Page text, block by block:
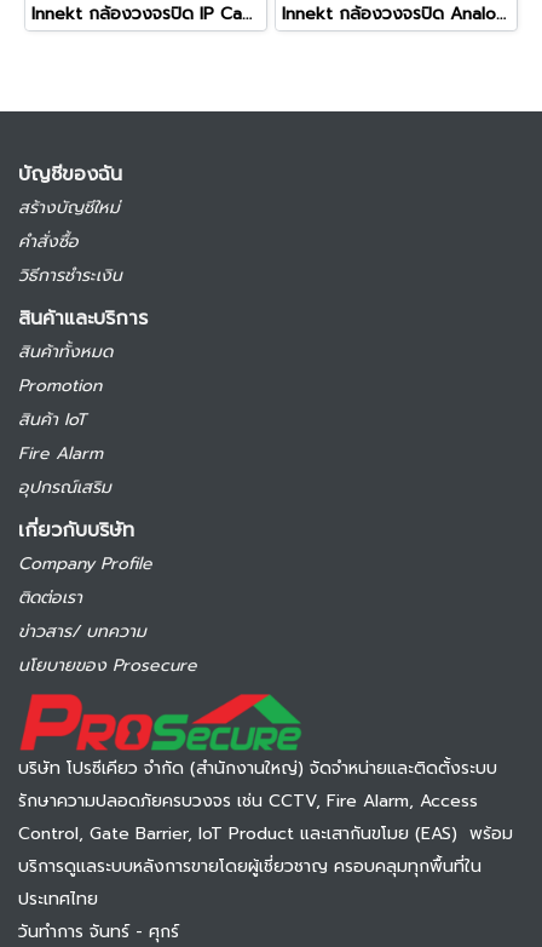
Innekt กล้องวงจรปิด IP Camera 5 ล้านพิกเซล รุ่นZTMI503V2 Innekt กล้องวงจรปิด Analog 2 ล้านพิกเซล รุ่นZDR2033P
บัญชีของฉัน
สร้างบัญชีใหม่
คำสั่งซื้อ
วิธีการชำระเงิน
สินค้าและบริการ
สินค้าทั้งหมด
Promotion
สินค้า IoT
Fire Alarm
อุปกรณ์เสริม
เกี่ยวกับบริษัท
Company Profile
ติดต่อเรา
ข่าวสาร/ บทความ
นโยบายของ Prosecure
บริษัท โปรซีเคียว จำกัด (สำนักงานใหญ่) จัดจำหน่ายและติดตั้งระบบ
รักษาความปลอดภัยครบวงจร เช่น CCTV, Fire Alarm, Access
Control, Gate Barrier, IoT Product และเสากันขโมย (EAS) พร้อม
บริการดูแลระบบหลังการขายโดยผู้เชี่ยวชาญ ครอบคลุมทุกพื้นที่ใน
ประเทศไทย
วันทำการ จันทร์ - ศุกร์